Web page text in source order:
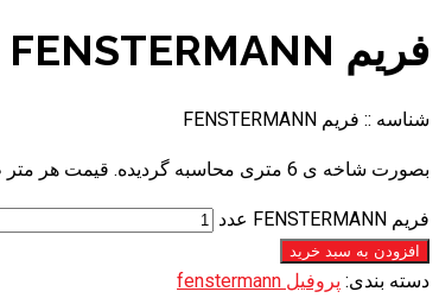
فریم FENSTERMANN
شناسه :: فریم FENSTERMANN
بصورت شاخه ی 6 متری محاسبه گردیده. قیمت هر متر طول 60/900 تومان. هر بسته شامل 6 شاخه 6 متری می باشد. تمامی پروفیل های فنسترمن گسکت دار هستند.
فریم FENSTERMANN عدد
افزودن به سبد خرید
دسته بندی: پروفیل fenstermann